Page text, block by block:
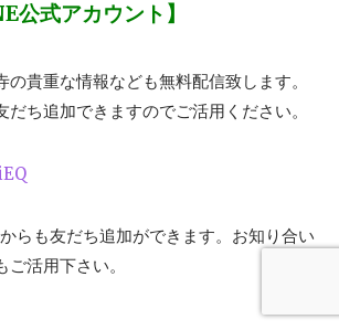
公式アカウント】
貴重な情報なども無料配信致します。
だち追加できますのでご活用ください。
らも友だち追加ができます。お知り合い
活用下さい。